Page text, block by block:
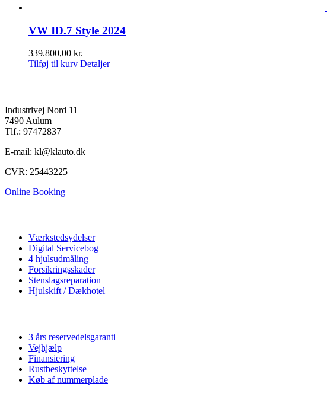
VW ID.7 Style 2024
339.800,00 kr.
Tilføj til kurv Detaljer
Industrivej Nord 11
7490 Aulum
Tlf.: 97472837
E-mail: kl@klauto.dk
CVR: 25443225
Online Booking
Værkstedsydelser
Digital Servicebog
4 hjulsudmåling
Forsikringsskader
Stenslagsreparation
Hjulskift / Dækhotel
3 års reservedelsgaranti
Vejhjælp
Finansiering
Rustbeskyttelse
Køb af nummerplade